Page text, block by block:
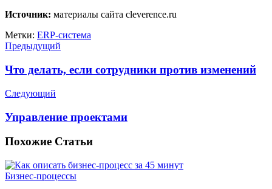
Источник: материалы сайта cleverence.ru
Метки: ERP-система
Предыдущий
Что делать, если сотрудники против изменений
Следующий
Управление проектами
Похожие Статьи
Бизнес-процессы